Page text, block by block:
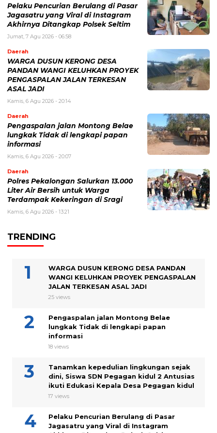
Pelaku Pencurian Berulang di Pasar
Jagasatru yang Viral di Instagram
Akhirnya Ditangkap Polsek Seltim
Jumat, 7 Agu 2026 - 06:58
Daerah
WARGA DUSUN KERONG DESA
PANDAN WANGI KELUHKAN PROYEK
PENGASPALAN JALAN TERKESAN
ASAL JADI
Kamis, 6 Agu 2026 - 20:14
Daerah
Pengaspalan jalan Montong Belae
lungkak Tidak di lengkapi papan
informasi
Kamis, 6 Agu 2026 - 20:07
Daerah
Polres Pekalongan Salurkan 13.000
Liter Air Bersih untuk Warga
Terdampak Kekeringan di Sragi
Kamis, 6 Agu 2026 - 13:21
TRENDING
WARGA DUSUN KERONG DESA PANDAN
WANGI KELUHKAN PROYEK PENGASPALAN
JALAN TERKESAN ASAL JADI
25 views
Pengaspalan jalan Montong Belae
lungkak Tidak di lengkapi papan
informasi
18 views
Tanamkan kepedulian lingkungan sejak
dini, Siswa SDN Pegagan kidul 2 Antusias
ikuti Edukasi Kepala Desa Pegagan kidul
17 views
Pelaku Pencurian Berulang di Pasar
Jagasatru yang Viral di Instagram